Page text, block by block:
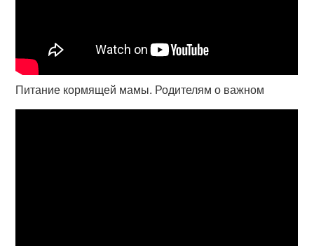
Питание кормящей мамы. Родителям о важном